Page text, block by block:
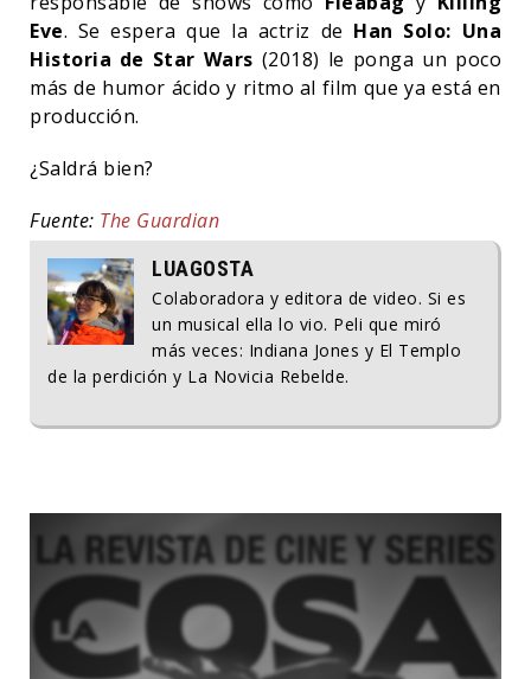
Eve. Se espera que la actriz de Han Solo: Una
Historia de Star Wars (2018) le ponga un poco
más de humor ácido y ritmo al film que ya está en
producción.
¿Saldrá bien?
Fuente: The Guardian
LUAGOSTA
Colaboradora y editora de video. Si es
un musical ella lo vio. Peli que miró
más veces: Indiana Jones y El Templo
de la perdición y La Novicia Rebelde.